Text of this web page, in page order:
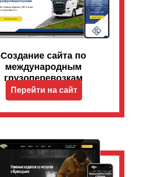
Создание сайта по
международным
грузоперевозкам
Перейти на сайт